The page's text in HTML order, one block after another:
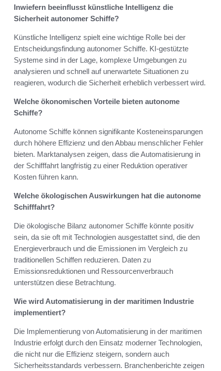
Inwiefern beeinflusst künstliche Intelligenz die
Sicherheit autonomer Schiffe?
Künstliche Intelligenz spielt eine wichtige Rolle bei der
Entscheidungsfindung autonomer Schiffe. KI-gestützte
Systeme sind in der Lage, komplexe Umgebungen zu
analysieren und schnell auf unerwartete Situationen zu
reagieren, wodurch die Sicherheit erheblich verbessert wird.
Welche ökonomischen Vorteile bieten autonome
Schiffe?
Autonome Schiffe können signifikante Kosteneinsparungen
durch höhere Effizienz und den Abbau menschlicher Fehler
bieten. Marktanalysen zeigen, dass die Automatisierung in
der Schifffahrt langfristig zu einer Reduktion operativer
Kosten führen kann.
Welche ökologischen Auswirkungen hat die autonome
Schifffahrt?
Die ökologische Bilanz autonomer Schiffe könnte positiv
sein, da sie oft mit Technologien ausgestattet sind, die den
Energieverbrauch und die Emissionen im Vergleich zu
traditionellen Schiffen reduzieren. Daten zu
Emissionsreduktionen und Ressourcenverbrauch
unterstützen diese Betrachtung.
Wie wird Automatisierung in der maritimen Industrie
implementiert?
Die Implementierung von Automatisierung in der maritimen
Industrie erfolgt durch den Einsatz moderner Technologien,
die nicht nur die Effizienz steigern, sondern auch
Sicherheitsstandards verbessern. Branchenberichte zeigen